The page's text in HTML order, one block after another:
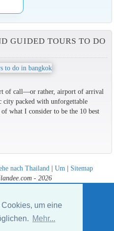
um eine
Mehr...
GUIDED TOURS TO DO
of call—or rather, airport of arrival
packed with unforgettable
what I consider to be the 10 best
nach Thailand | Um | Sitemap
- 2026